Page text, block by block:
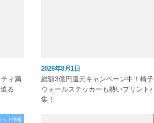
ィ満
る
2026年8月1日
総額3億円還元キャンペーン中！椅
ウォールステッカーも熱いプリント
集！
ット情報